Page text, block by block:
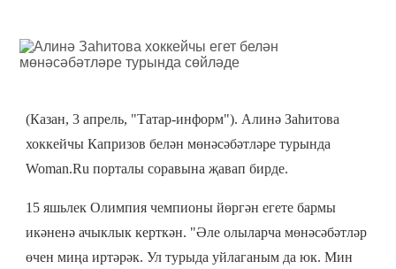
(Казан, 3 апрель, "Татар-информ"). Алинә Заһитова
хоккейчы Капризов белән мөнәсәбәтләре турында
Woman.Ru порталы соравына җавап бирде.
15 яшьлек Олимпия чемпионы йөргән егете бармы
икәненә ачыклык керткән. "Әле олыларча мөнәсәбәтләр
өчен миңа иртәрәк. Ул турыда уйлаганым да юк. Мин